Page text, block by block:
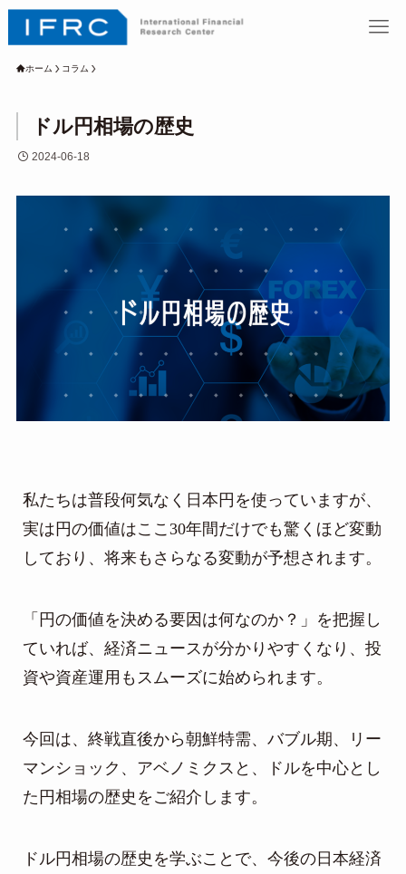
ホーム コラム
ドル円相場の歴史
2024-06-18
私たちは普段何気なく日本円を使っていますが、
実は円の価値はここ30年間だけでも驚くほど変動
しており、将来もさらなる変動が予想されます。
「円の価値を決める要因は何なのか？」を把握し
ていれば、経済ニュースが分かりやすくなり、投
資や資産運用もスムーズに始められます。
今回は、終戦直後から朝鮮特需、バブル期、リー
マンショック、アベノミクスと、ドルを中心とし
た円相場の歴史をご紹介します。
ドル円相場の歴史を学ぶことで、今後の日本経済